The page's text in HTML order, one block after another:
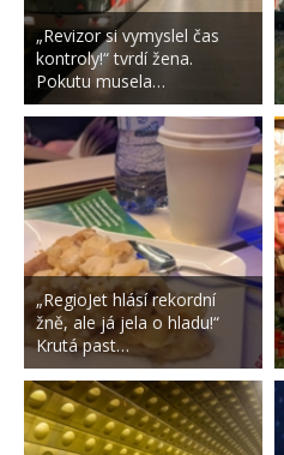
„Revizor si vymyslel čas
kontroly!“ tvrdí žena.
Pokutu musela…
„RegioJet hlásí rekordní
žně, ale já jela o hladu!“
Krutá past…